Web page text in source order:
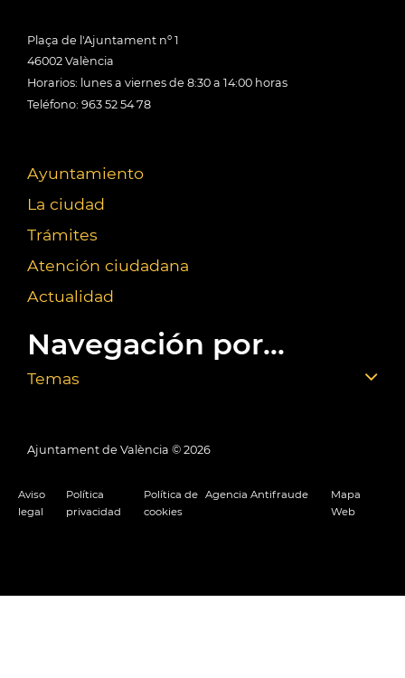
Plaça de l'Ajuntament nº 1
46002 València
Horarios: lunes a viernes de 8:30 a 14:00 horas
Teléfono: 963 52 54 78
Ayuntamiento
La ciudad
Trámites
Atención ciudadana
Actualidad
Navegación por...
Temas
Ajuntament de València © 2026
Aviso
legal
Política
privacidad
Política de
cookies
Agencia Antifraude
Mapa
Web